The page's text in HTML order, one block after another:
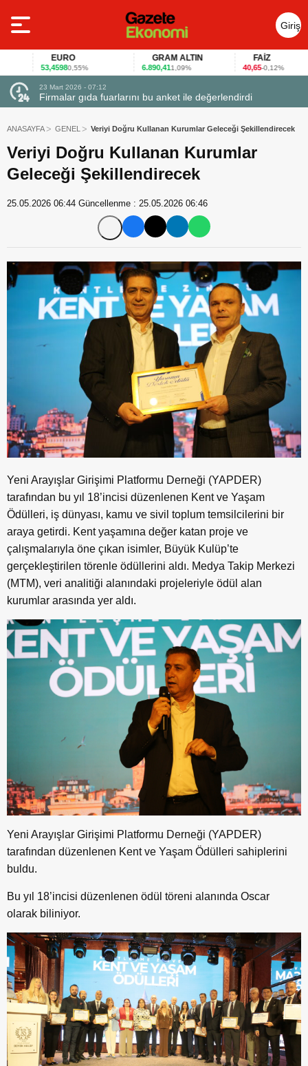
Giriş
Yap
53,45980,55%
GRAM ALTIN
6.890,411,09% -0,12%
23 Mart 2026 - 07:12
Firmalar gıda fuarlarını bu anket ile değerlendirdi
ANASAYFA GENEL Veriyi Doğru Kullanan Kurumlar Geleceği Şekillendirecek
Veriyi Doğru Kullanan Kurumlar
Geleceği Şekillendirecek
25.05.2026 06:44 Güncellenme : 25.05.2026 06:46
Yeni Arayışlar Girişimi Platformu Derneği (YAPDER)
tarafından bu yıl 18’incisi düzenlenen Kent ve Yaşam
Ödülleri, iş dünyası, kamu ve sivil toplum temsilcilerini bir
araya getirdi. Kent yaşamına değer katan proje ve
çalışmalarıyla öne çıkan isimler, Büyük Kulüp’te
gerçekleştirilen törenle ödüllerini aldı. Medya Takip Merkezi
(MTM), veri analitiği alanındaki projeleriyle ödül alan
kurumlar arasında yer aldı.
Yeni Arayışlar Girişimi Platformu Derneği (YAPDER)
tarafından düzenlenen Kent ve Yaşam Ödülleri sahiplerini
buldu.
Bu yıl 18’incisi düzenlenen ödül töreni alanında Oscar
olarak biliniyor.